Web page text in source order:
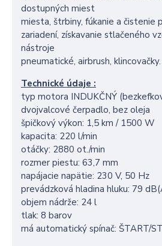
dostupných miest
miesta, štrbiny, fúkanie a čistenie
zariadení, získavanie stlačeného
nástroje
pneumatické, airbrush, klincovačky.
Technické údaje :
typ motora INDUKČNÝ
dvojvalcové čerpadlo, bez oleja
špičkový výkon: 1,5 km / 1500 W
kapacita: 220 l/min
otáčky: 2880 ot./min
rozmer piestu: 63,7 mm
napájacie napätie: 230 V, 50 Hz
prevádzková hladina hluku: 79
objem nádrže: 24 l
tlak: 8 barov
má automatický spínač: ŠTART/